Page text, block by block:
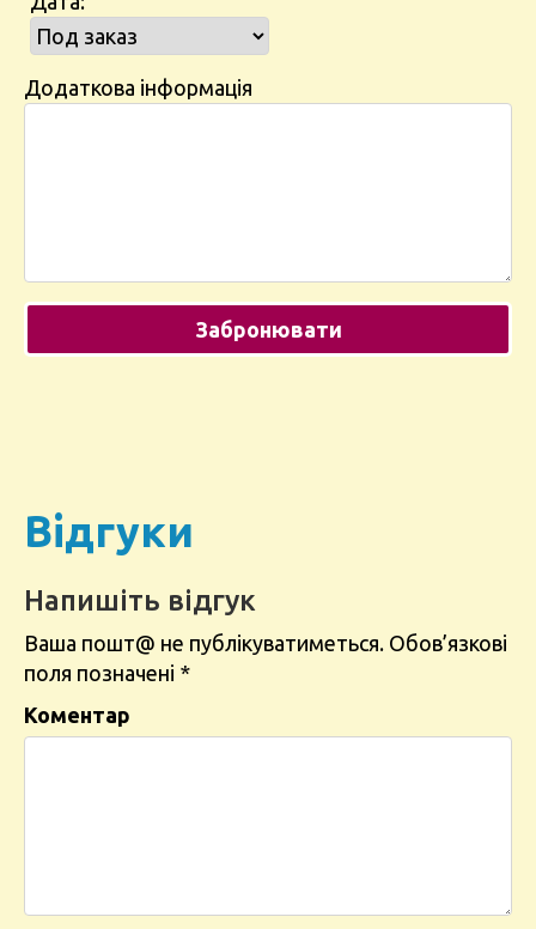
Додаткова інформація
Відгуки
Напишіть відгук
Ваша пошт@ не публікуватиметься.
поля позначені *
Коментар